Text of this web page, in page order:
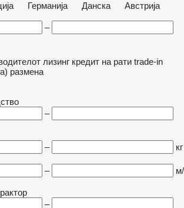
Германија Данска
Австрија
–
лизинг кредит на рати trade-in
размена
–
–
кг
–
м/
–